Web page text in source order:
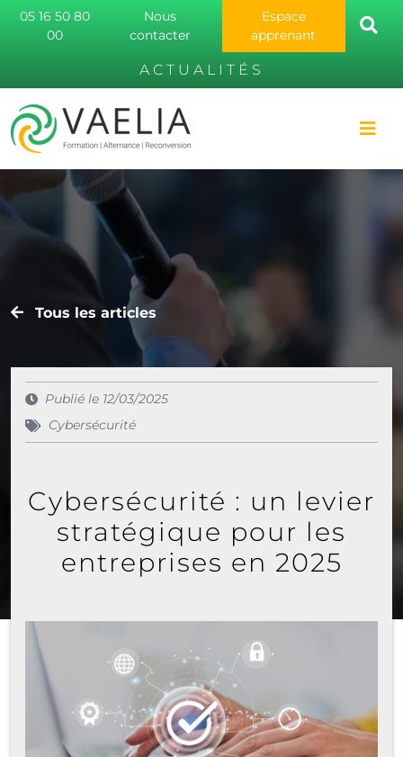
05 16 50 80
00
Nous
contacter
Espace
apprenant
ACTUALITÉS
Tous les articles
Publié le 12/03/2025
Cybersécurité
Cybersécurité : un levier
stratégique pour les
entreprises en 2025